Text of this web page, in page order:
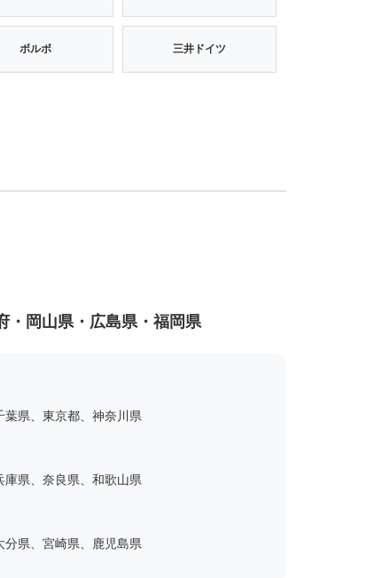
ボルボ 三井ドイツ
・岡山県・広島県・福岡県
県、東京都、神奈川県
県、奈良県、和歌山県
県、宮崎県、鹿児島県